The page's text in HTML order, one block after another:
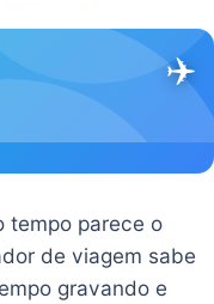
✈️
tempo parece o
de viagem sabe
gravando e